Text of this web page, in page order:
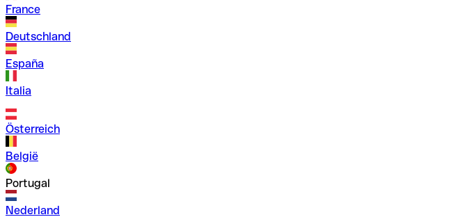
France
Deutschland
España
Italia
Österreich
België
Portugal
Nederland